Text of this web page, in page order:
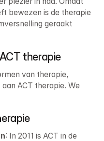
bewezen is de therapie
geraakt
therapie
van therapie,
ACT therapie. We
: In 2011 is ACT in de